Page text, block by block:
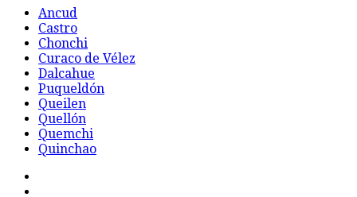
Ancud
Castro
Chonchi
Curaco de Vélez
Dalcahue
Puqueldón
Queilen
Quellón
Quemchi
Quinchao